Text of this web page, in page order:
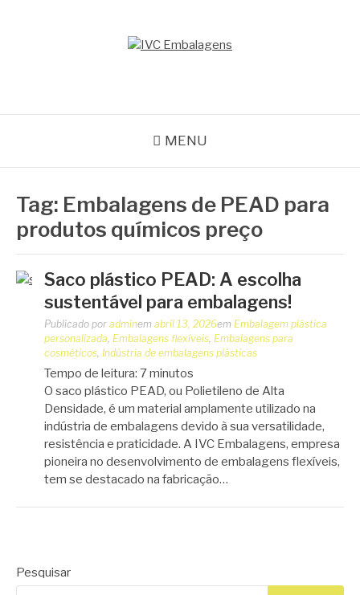
MENU
Tag: Embalagens de PEAD para
produtos químicos preço
Saco plástico PEAD: A escolha
sustentável para embalagens!
Publicado por adminem abril 13, 2026em Embalagem plástica
personalizada, Embalagens flexíveis, Embalagens para
cosméticos, Indústria de embalagens plásticas
Tempo de leitura: 7minutos
O saco plástico PEAD, ou Polietileno de Alta
Densidade, é um material amplamente utilizado na
indústria de embalagens devido à sua versatilidade,
resistência e praticidade. A IVC Embalagens, empresa
pioneira no desenvolvimento de embalagens flexíveis,
tem se destacado na fabricação…
Pesquisar